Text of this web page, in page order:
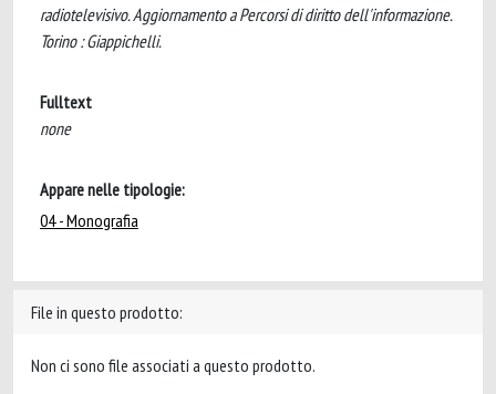
radiotelevisivo. Aggiornamento a Percorsi di diritto dell'informazione.
Torino : Giappichelli.
Fulltext
none
Appare nelle tipologie:
04 - Monografia
File in questo prodotto:
Non ci sono file associati a questo prodotto.